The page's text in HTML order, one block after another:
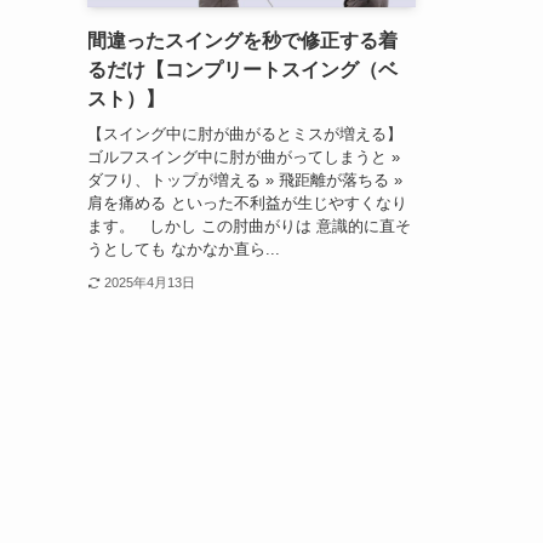
間違ったスイングを秒で修正する着
るだけ【コンプリートスイング（ベ
スト）】
【スイング中に肘が曲がるとミスが増える】
ゴルフスイング中に肘が曲がってしまうと »
ダフり、トップが増える » 飛距離が落ちる »
肩を痛める といった不利益が生じやすくなり
ます。 しかし この肘曲がりは 意識的に直そ
うとしても なかなか直ら...
2025年4月13日